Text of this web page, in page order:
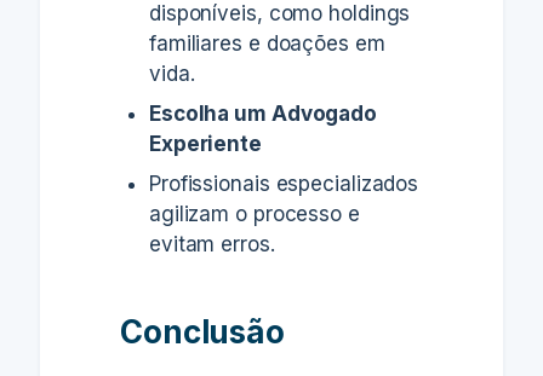
disponíveis, como holdings
familiares e doações em
vida.
Escolha um Advogado
Experiente
Profissionais especializados
agilizam o processo e
evitam erros.
Conclusão